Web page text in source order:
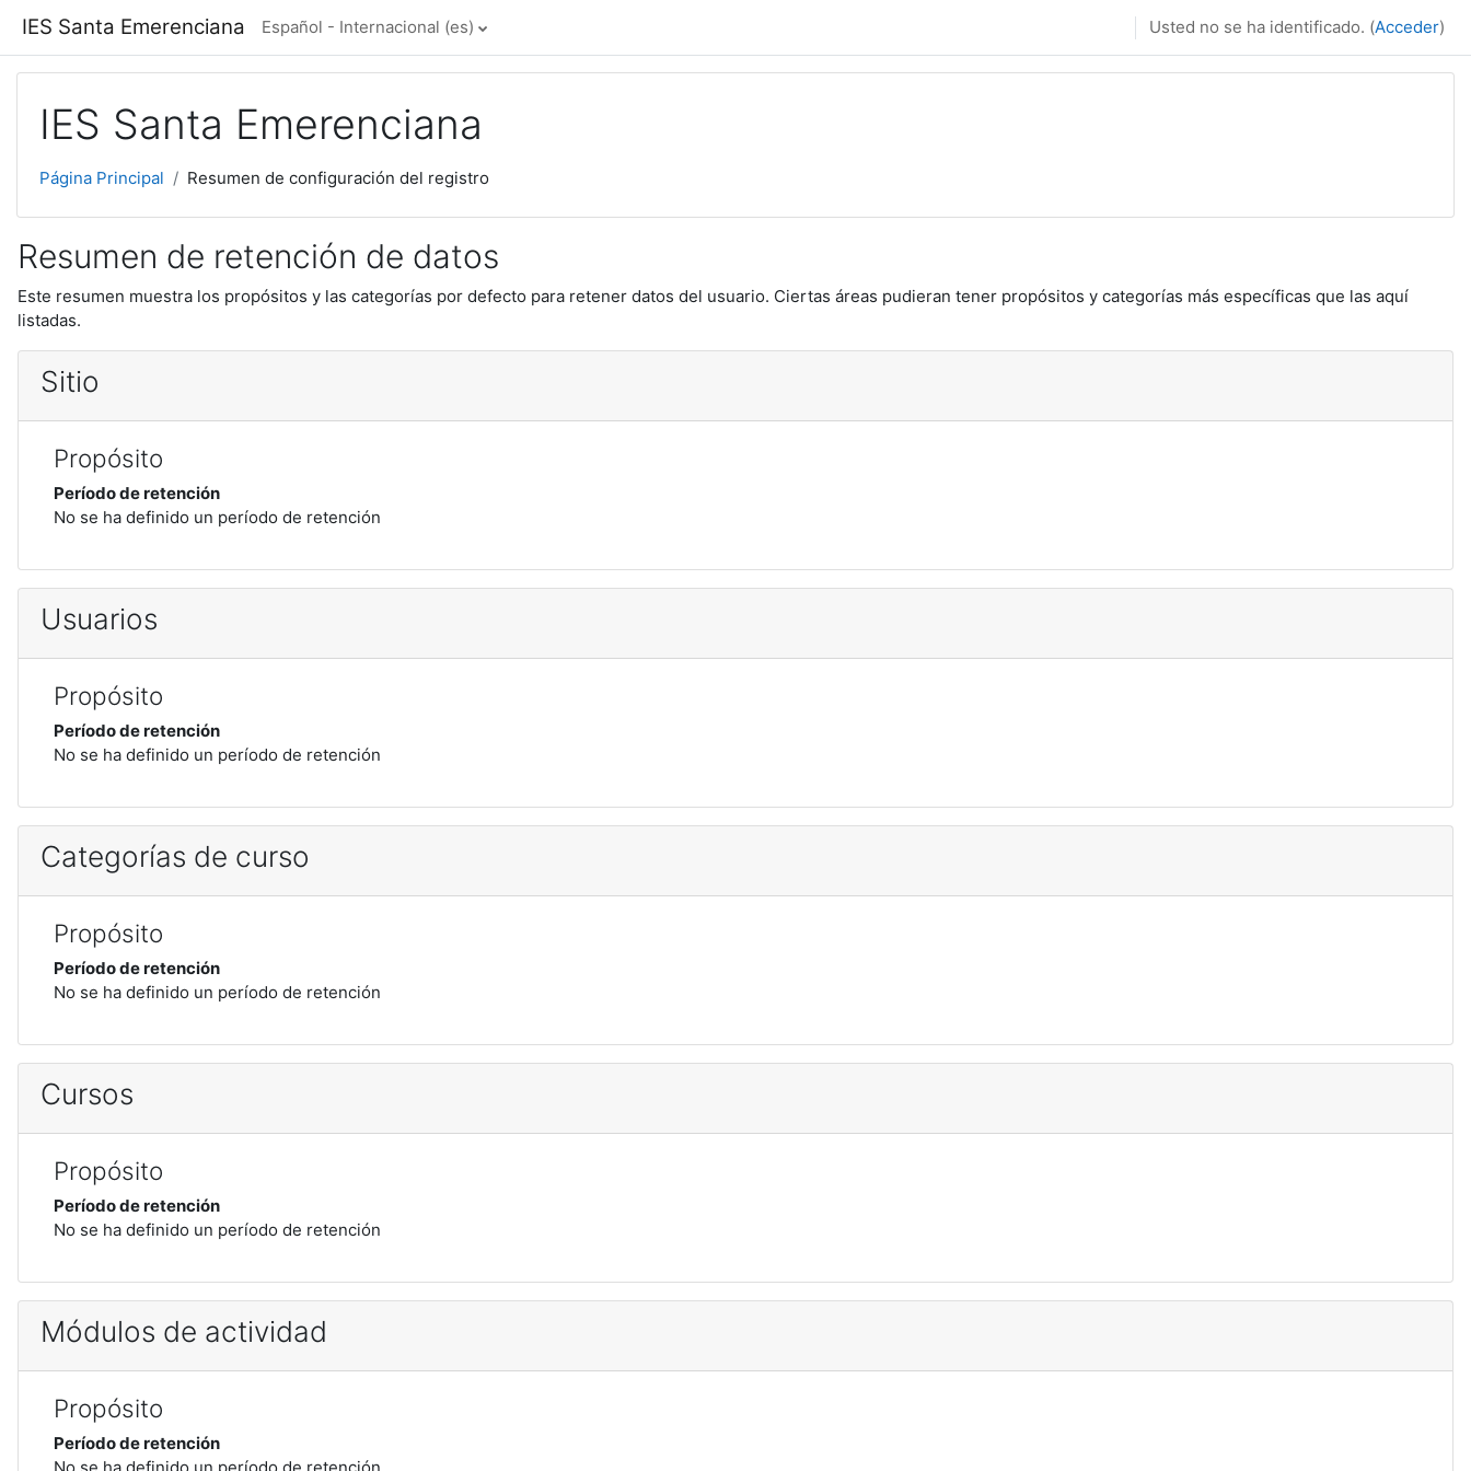
IES Santa Emerenciana Español - Internacional ‎(es)‎ Usted no se ha identificado. (Acceder)
IES Santa Emerenciana
Página Principal Resumen de configuración del registro
Resumen de retención de datos
Este resumen muestra los propósitos y las categorías por defecto para retener datos del usuario. Ciertas áreas pudieran tener propósitos y categorías más específicas que las aquí
listadas.
Sitio
Propósito
Período de retención
No se ha definido un período de retención
Usuarios
Propósito
Período de retención
No se ha definido un período de retención
Categorías de curso
Propósito
Período de retención
No se ha definido un período de retención
Cursos
Propósito
Período de retención
No se ha definido un período de retención
Módulos de actividad
Propósito
Período de retención